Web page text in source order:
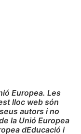
Europea. Les
lloc web són
autors i no
la Unió Europea
dEducació i